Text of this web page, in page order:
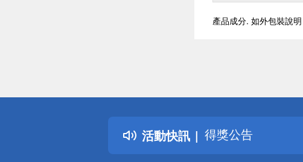
產品成分. 如外包裝說明
活動快訊
詐騙網頁！請小
得獎公告
熱門話題
銀行優惠